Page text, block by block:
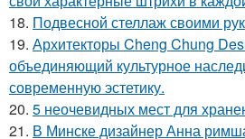
18. Подвесной стеллаж своими
19. Архитекторы Cheng Chung
объединяющий культурное
современную эстетику.
20. 5 неочевидных мест для
21. В Минске дизайнер Анна